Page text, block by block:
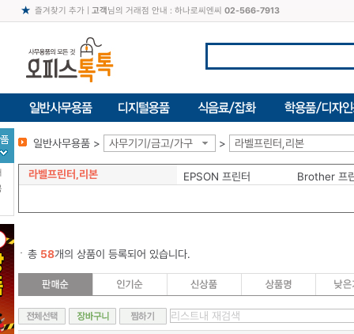
즐겨찾기 추가| 고객님의 거래점 안내 : 하나로씨엔씨 02-566-7913
일반사무용품 > 사무기기/금고/가구 > 라벨프린터,리본
라벨프린터,리본 EPSON 프린터 Brother 프
총 58개의 상품이 등록되어 있습니다.